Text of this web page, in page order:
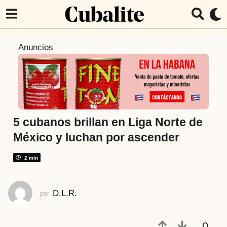
t
r
á
s
a
ñ
Anuncios
5 cubanos brillan en Liga Norte de
México y luchan por ascender
2 min
por D.L.R.